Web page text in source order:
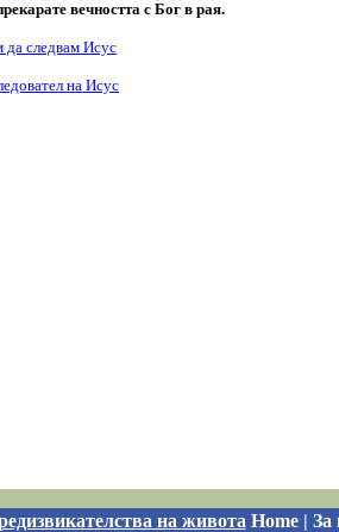
на живота Home| За